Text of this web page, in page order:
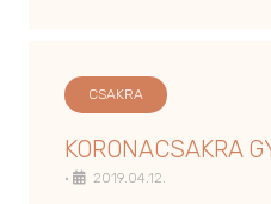
CSAKRA
KORONACSAKRA
• 2019.04.12.